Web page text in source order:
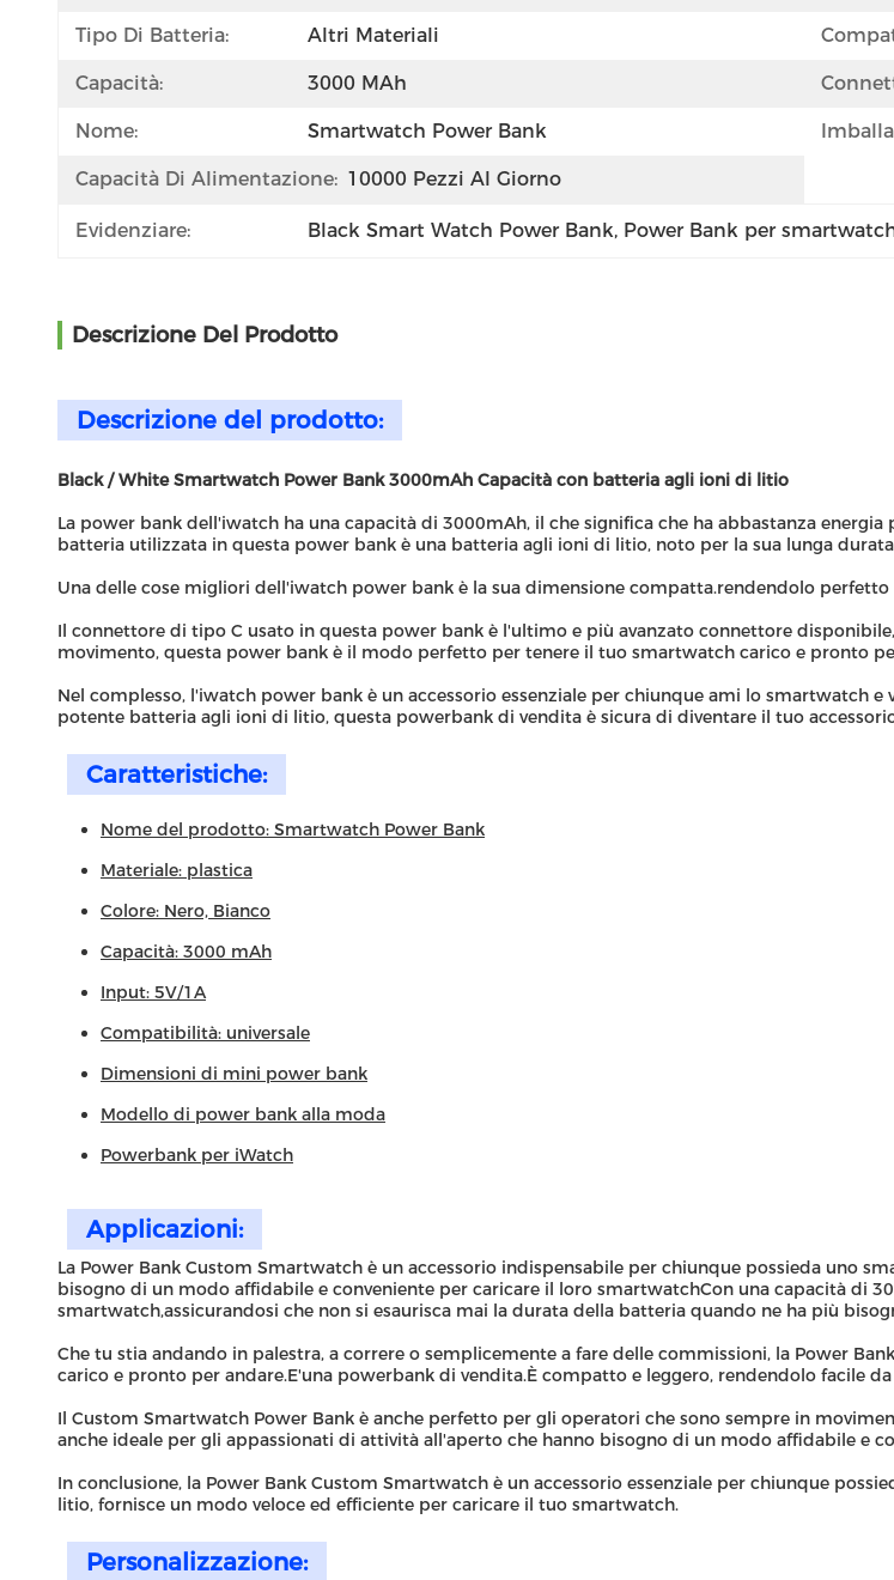
Tipo Di Batteria: Altri Materiali
Capacità: 3000 MAh
Nome: Smartwatch Power Bank
Capacità Di Alimentazione: 10000 Pezzi Al Giorno
Evidenziare: Black Smart Watch Power Bank, Power Bank per
Descrizione Del Prodotto
Descrizione del prodotto:
Black / White Smartwatch Power Bank 3000mAh Capacità con batteria agli ioni di litio
La power bank dell'iwatch ha una capacità di 3000mAh, il che significa che ha abbastanza
batteria utilizzata in questa power bank è una batteria agli ioni di litio, noto per la sua lunga
Una delle cose migliori dell'iwatch power bank è la sua dimensione compatta.rendendolo
Il connettore di tipo C usato in questa power bank è l'ultimo e più avanzato connettore
movimento, questa power bank è il modo perfetto per tenere il tuo smartwatch carico e pronto
Nel complesso, l'iwatch power bank è un accessorio essenziale per chiunque ami lo smartwatch
potente batteria agli ioni di litio, questa powerbank di vendita è sicura di diventare il tuo
Caratteristiche:
Nome del prodotto: Smartwatch Power Bank
Materiale: plastica
Colore: Nero, Bianco
Capacità: 3000 mAh
Input: 5V/1A
Compatibilità: universale
Dimensioni di mini power bank
Modello di power bank alla moda
Powerbank per iWatch
Applicazioni:
La Power Bank Custom Smartwatch è un accessorio indispensabile per chiunque possieda uno
bisogno di un modo affidabile e conveniente per caricare il loro smartwatchCon una capacità di
smartwatch,assicurandosi che non si esaurisca mai la durata della batteria quando ne ha più
Che tu stia andando in palestra, a correre o semplicemente a fare delle commissioni, la Power
carico e pronto per andare.E'una powerbank di vendita.È compatto e leggero, rendendolo facile
Il Custom Smartwatch Power Bank è anche perfetto per gli operatori che sono sempre in
anche ideale per gli appassionati di attività all'aperto che hanno bisogno di un modo affidabile e
In conclusione, la Power Bank Custom Smartwatch è un accessorio essenziale per chiunque
litio, fornisce un modo veloce ed efficiente per caricare il tuo smartwatch.
Personalizzazione: